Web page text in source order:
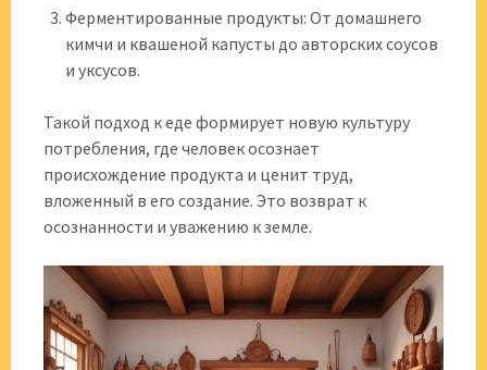
Ферментированные продукты: От домашнего
кимчи и квашеной капусты до авторских соусов
и уксусов.
Такой подход к еде формирует новую культуру
потребления, где человек осознает
происхождение продукта и ценит труд,
вложенный в его создание. Это возврат к
осознанности и уважению к земле.